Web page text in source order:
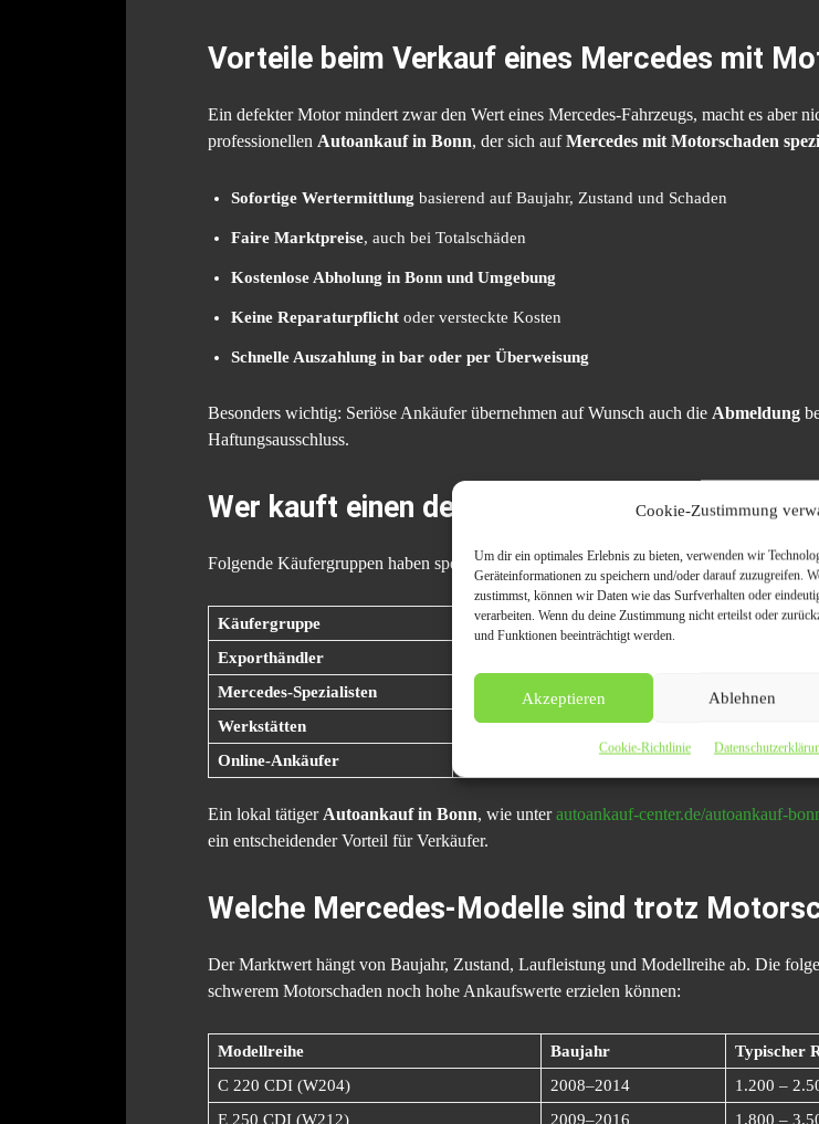
Cookie-Zustimmung
Um dir ein optimales Erlebnis zu bieten, verwenden wir
Geräteinformationen zu speichern und/oder darauf zuzugreifen.
zustimmst, können wir Daten wie das Surfverhalten oder
verarbeiten. Wenn du deine Zustimmung nicht erteilst oder
und Funktionen beeinträchtigt werden.
Akzeptieren Ablehnen
Cookie-Richtlinie
Vorteile beim Verkauf eines Mercedes mit
Ein defekter Motor mindert zwar den Wert eines Mercedes-Fahrzeugs, macht es aber
professionellen Autoankauf in Bonn, der sich aufMercedes mit Motorschaden
Sofortige Wertermittlung basierend auf Baujahr, Zustand und Schaden
Faire Marktpreise, auch bei Totalschäden
Kostenlose Abholung in Bonn und Umgebung
Keine Reparaturpflicht oder versteckte Kosten
Schnelle Auszahlung in bar oder per Überweisung
Besonders wichtig: Seriöse Ankäufer übernehmen auf Wunsch auch die Abmeldung
Haftungsausschluss.
Wer kauft einen defekten Mercedes?
Folgende Käufergruppen haben spezielles Interesse an Mercedes-Fahrzeugen mit
Käufergruppe Motivation
Exporthändler
Mercedes-Spezialisten
Wiederaufbereitung / Ersatzteile
Werkstätten
Austauschmotor oder Reparatur
Online-Ankäufer
Plattformbasierte Angebote
Ein lokal tätiger Autoankauf in Bonn, wie unterautoankauf-center.de/autoankauf-
ein entscheidender Vorteil für Verkäufer.
Welche Mercedes-Modelle sind trotz
Der Marktwert hängt von Baujahr, Zustand, Laufleistung und Modellreihe ab. Die
schwerem Motorschaden noch hohe Ankaufswerte erzielen können:
Modellreihe Baujahr
Typischer
C 220 CDI (W204)
2008–2014
1.200 –
E 250 CDI (W212)
2009–2016
1.800 –